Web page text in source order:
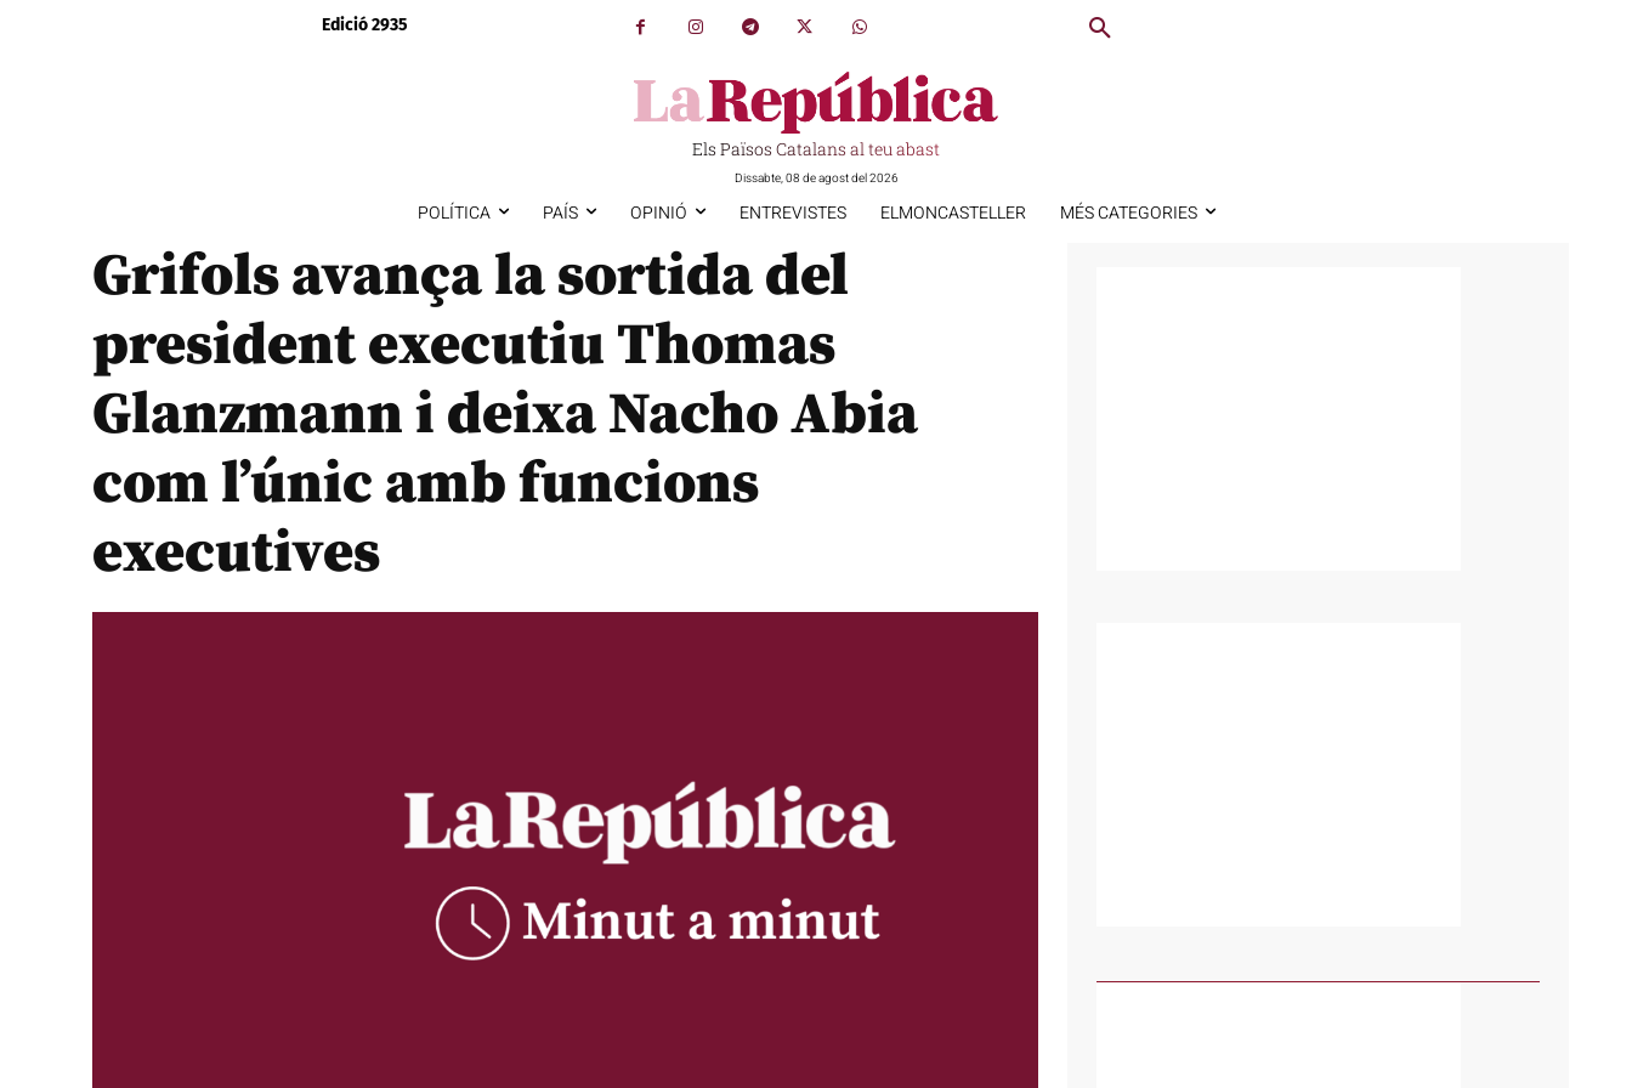
Edició 2935
Els Països Catalans al teu abast
Dissabte, 08 de agost del 2026
POLÍTICA PAÍS OPINIÓ ENTREVISTES ELMONCASTELLER MÉS CATEGORIES
Grifols avança la sortida del
president executiu Thomas
Glanzmann i deixa Nacho Abia
com l’únic amb funcions
executives